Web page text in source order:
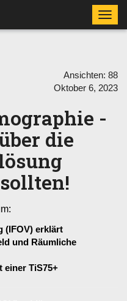
Ansichten: 88
Oktober 6, 2023
-
die
(IFOV) erklärt
und Räumliche
einer TiS75+